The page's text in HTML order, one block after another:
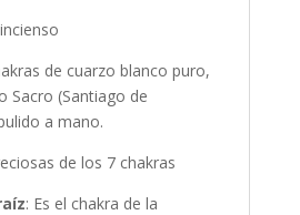
de cuarzo blanco puro,
Sacro (Santiago de
a mano.
de los 7 chakras
: Es el chakra de la